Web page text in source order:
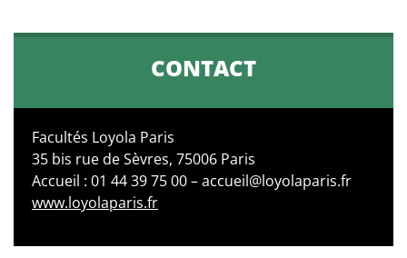
CONTACT
Facultés Loyola Paris
35 bis rue de Sèvres, 75006 Paris
Accueil : 01 44 39 75 00 – accueil@loyolaparis.fr
www.loyolaparis.fr